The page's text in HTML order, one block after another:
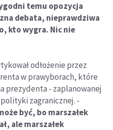
temu opozycja
debata, nieprawdziwa
kto wygra. Nic nie
odłożenie przez
w prawyborach, które
prezydenta - zaplanowanej
zagranicznej. -
być, bo marszałek
ale marszałek